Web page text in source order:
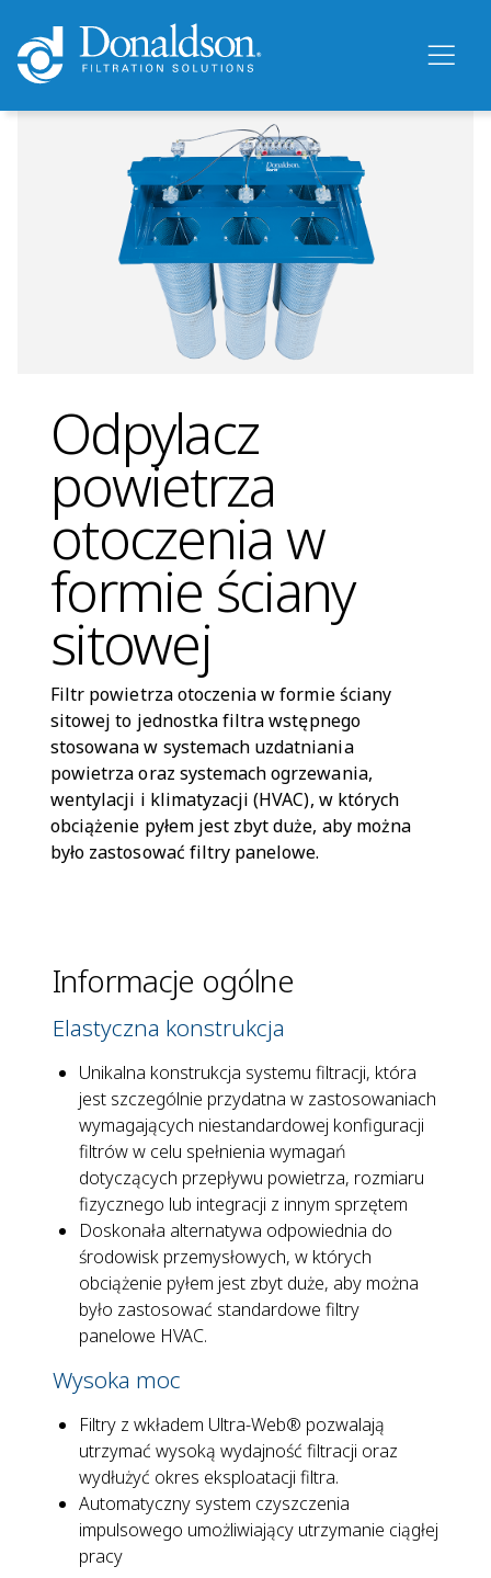
Odpylacz
powietrza
otoczenia w
formie ściany
sitowej
Filtr powietrza otoczenia w formie ściany
sitowej to jednostka filtra wstępnego
stosowana w systemach uzdatniania
powietrza oraz systemach ogrzewania,
wentylacji i klimatyzacji (HVAC), w których
obciążenie pyłem jest zbyt duże, aby można
było zastosować filtry panelowe.
Informacje ogólne
Elastyczna konstrukcja
Unikalna konstrukcja systemu filtracji, która
jest szczególnie przydatna w zastosowaniach
wymagających niestandardowej konfiguracji
filtrów w celu spełnienia wymagań
dotyczących przepływu powietrza, rozmiaru
fizycznego lub integracji z innym sprzętem
Doskonała alternatywa odpowiednia do
środowisk przemysłowych, w których
obciążenie pyłem jest zbyt duże, aby można
było zastosować standardowe filtry
panelowe HVAC.
Wysoka moc
Filtry z wkładem Ultra-Web® pozwalają
utrzymać wysoką wydajność filtracji oraz
wydłużyć okres eksploatacji filtra.
Automatyczny system czyszczenia
impulsowego umożliwiający utrzymanie ciągłej
pracy